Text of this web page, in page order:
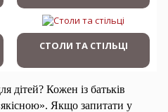
СТОЛИ ТА СТІЛЬЦІ
дітей? Кожен із батьків
Якщо запитати у